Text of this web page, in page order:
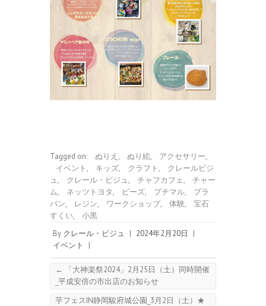
Tagged on: ぬりえ , ぬり絵, アクセサリー,
イベント, キッズ, クラフト,
クレールビジ
ュ, クレール・ビジュ, チャフカフェ,
チャー
ム, ネッツトヨタ, ビーズ, プチマル,
プラ
バン, レジン, ワークショップ, 体験,
宝石
すくい,
小黒
By クレール・ビジュ | 2024年2月20日
|
イベント
|
←
「大神楽祭2024」2月25日（土）同時開催
_平成安倍の市出店のお知らせ
芋フェスIN静岡駿府城公園_3月2日（土）★